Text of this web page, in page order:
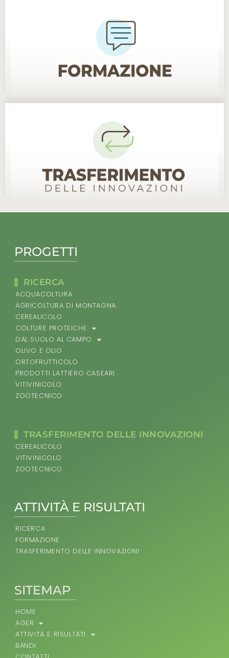
ATTIVITÀ E RISULTATI
RICERCA
FORMAZIONE
TRASFERIMENTO DELLE INNOVAZIONI
SITEMAP
HOME
AGER
ATTIVITÀ E RISULTATI
BANDI
PROGETTI
RICERCA
ACQUACOLTURA
AGRICOLTURA DI MONTAGNA
CEREALICOLO
COLTURE PROTEICHE
DAL SUOLO AL CAMPO
OLIVO E OLIO
ORTOFRUTTICOLO
PRODOTTI LATTIERO CASEARI
VITIVINICOLO
ZOOTECNICO
TRASFERIMENTO DELLE INNOVAZIONI
CEREALICOLO
VITIVINICOLO
ZOOTECNICO